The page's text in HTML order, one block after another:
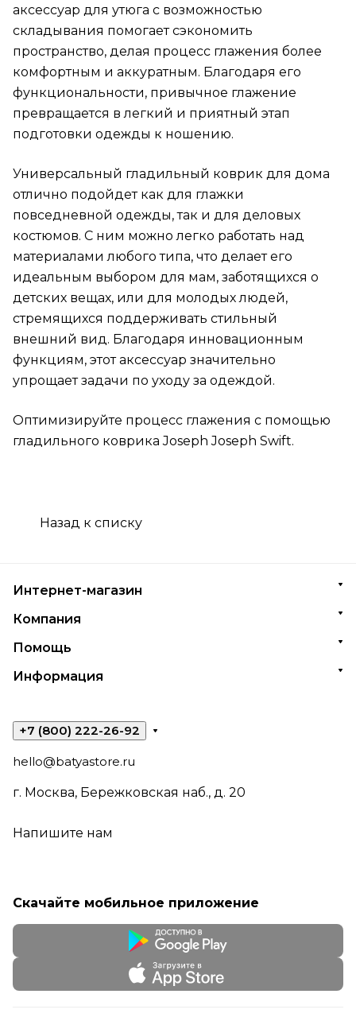
аксессуар для утюга с возможностью
складывания помогает сэкономить
пространство, делая процесс глажения более
комфортным и аккуратным. Благодаря его
функциональности, привычное глажение
превращается в легкий и приятный этап
подготовки одежды к ношению.
Универсальный гладильный коврик для дома
отлично подойдет как для глажки
повседневной одежды, так и для деловых
костюмов. С ним можно легко работать над
материалами любого типа, что делает его
идеальным выбором для мам, заботящихся о
детских вещах, или для молодых людей,
стремящихся поддерживать стильный
внешний вид. Благодаря инновационным
функциям, этот аксессуар значительно
упрощает задачи по уходу за одеждой.
Оптимизируйте процесс глажения с помощью
гладильного коврика Joseph Joseph Swift.
Назад к списку
Интернет-магазин
Компания
Помощь
Информация
+7 (800) 222-26-92
hello@batyastore.ru
г. Москва, Бережковская наб., д. 20
Напишите нам
Скачайте мобильное приложение